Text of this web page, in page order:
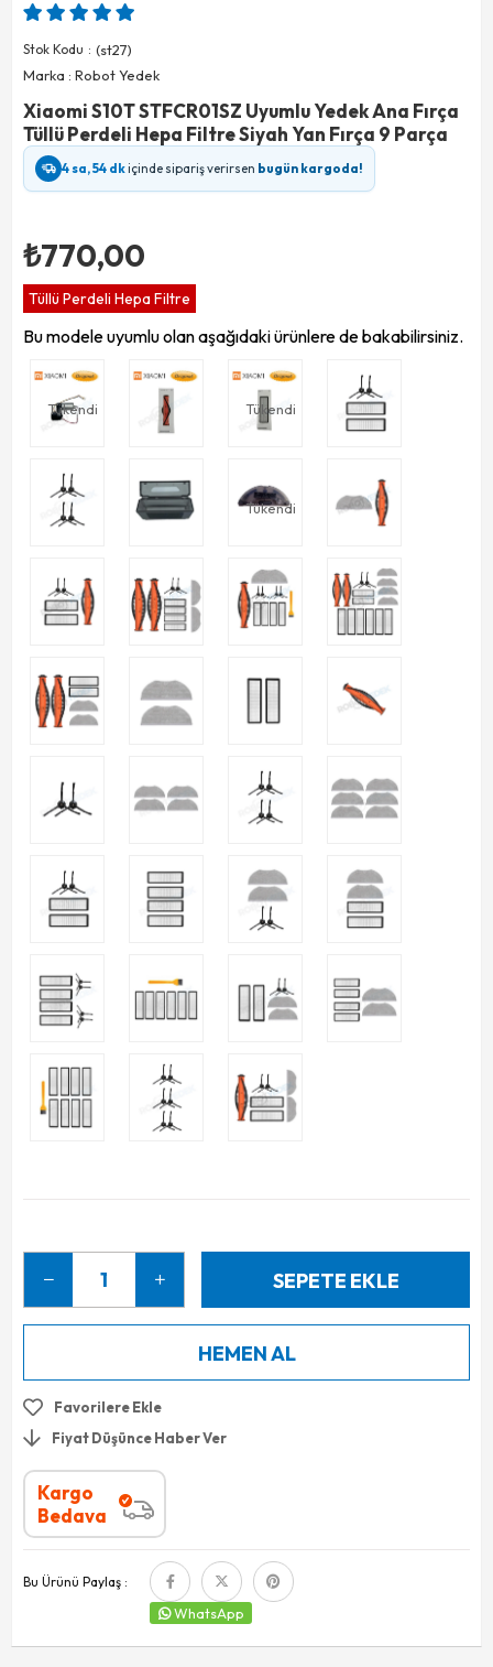
Stok Kodu
(st27)
Marka : Robot Yedek
Xiaomi S10T STFCR01SZ Uyumlu Yedek Ana Fırça
Tüllü Perdeli Hepa Filtre Siyah Yan Fırça 9 Parça
4 sa, 54 dkiçinde sipariş verirsen bugün kargoda!
₺770,00
Tüllü Perdeli Hepa Filtre
Bu modele uyumlu olan aşağıdaki ürünlere de bakabilirsiniz.
Tükendi Tükendi
Tükendi
Favorilere Ekle
Fiyat Düşünce Haber Ver
Kargo
Bedava
Bu Ürünü Paylaş :
WhatsApp